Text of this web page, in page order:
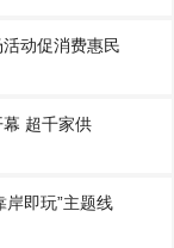
动促消费惠民
超千家供
即玩”主题线